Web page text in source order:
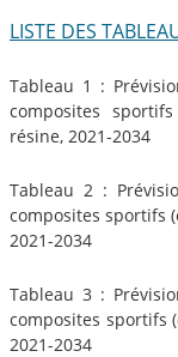
LISTE DES
Tableau 1 :
composites
résine, 2021-2034
Tableau 2 :
composites sportifs
2021-2034
Tableau 3 :
composites sportifs
2021-2034